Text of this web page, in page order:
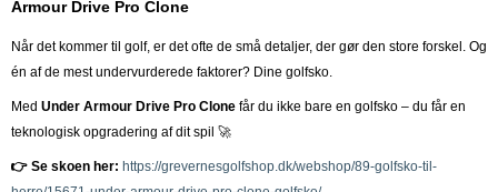
Armour Drive Pro Clone
Når det kommer til golf, er det ofte de små detaljer, der gør den store forskel. Og
én af de mest undervurderede faktorer? Dine golfsko.
Med Under Armour Drive Pro Clone får du ikke bare en golfsko – du får en
teknologisk opgradering af dit spil 🚀
👉 Se skoen her: https://grevernesgolfshop.dk/webshop/89-golfsko-til-